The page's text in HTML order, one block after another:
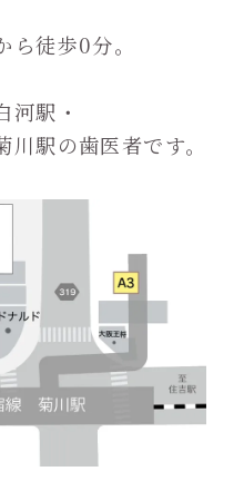
徒歩0分。
河駅・
駅の歯医者です。